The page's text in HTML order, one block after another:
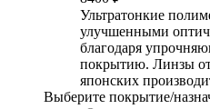
Ультратонкие
улучшенными
благодаря
покрытию. Линзы
японских
Выберите покрытие/